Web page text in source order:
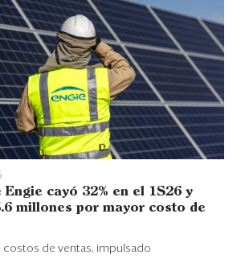
cayó 32% en el 1S26 y
millones por mayor costo de
costos de ventas, impulsado